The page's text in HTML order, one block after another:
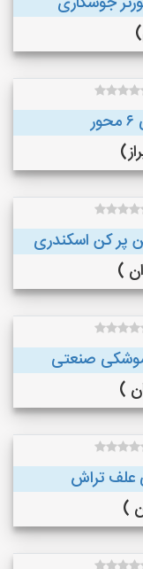
پر کن اسکندری
صنعتی
علف تراش